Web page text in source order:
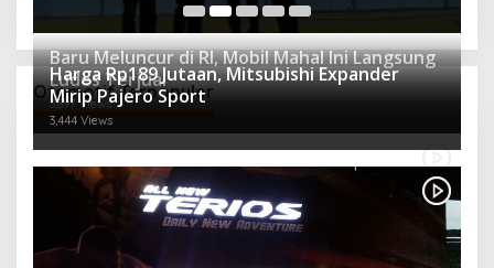
Otomotif Terpopuler
Baru Meluncur di RI, Mobil Mahal Ini Langsung
Ludes Terjual
3,897 Views
Harga Rp189 Jutaan, Mitsubishi Expander
Mirip Pajero Sport
3,444 Views